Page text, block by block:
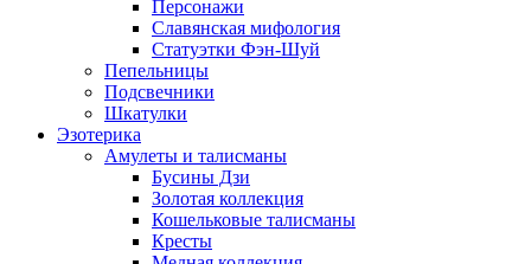
Персонажи
Славянская мифология
Статуэтки Фэн-Шуй
Пепельницы
Подсвечники
Шкатулки
Эзотерика
Амулеты и талисманы
Бусины Дзи
Золотая коллекция
Кошельковые талисманы
Кресты